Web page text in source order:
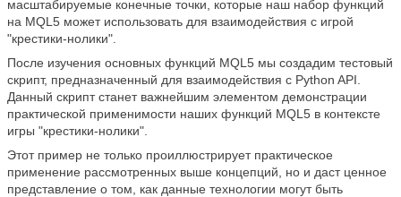
масштабируемые конечные точки, которые наш набор функций
на MQL5 может использовать для взаимодействия с игрой
"крестики-нолики".
После изучения основных функций MQL5 мы создадим тестовый
скрипт, предназначенный для взаимодействия с Python API.
Данный скрипт станет важнейшим элементом демонстрации
практической применимости наших функций MQL5 в контексте
игры "крестики-нолики".
Этот пример не только проиллюстрирует практическое
применение рассмотренных выше концепций, но и даст ценное
представление о том, как данные технологии могут быть